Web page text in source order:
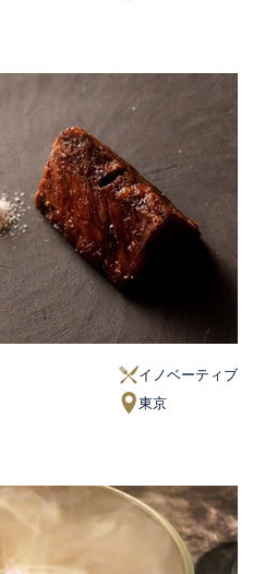
イノベーティブ
東京